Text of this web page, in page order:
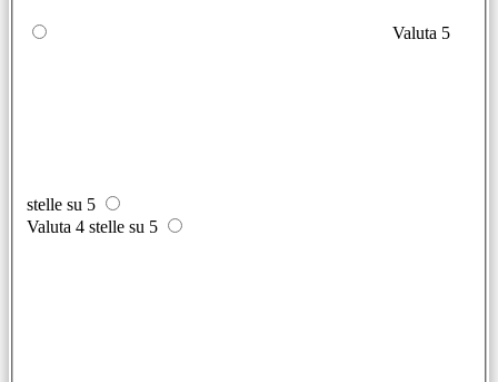
Valuta 5
stelle su 5
Valuta 4 stelle su 5